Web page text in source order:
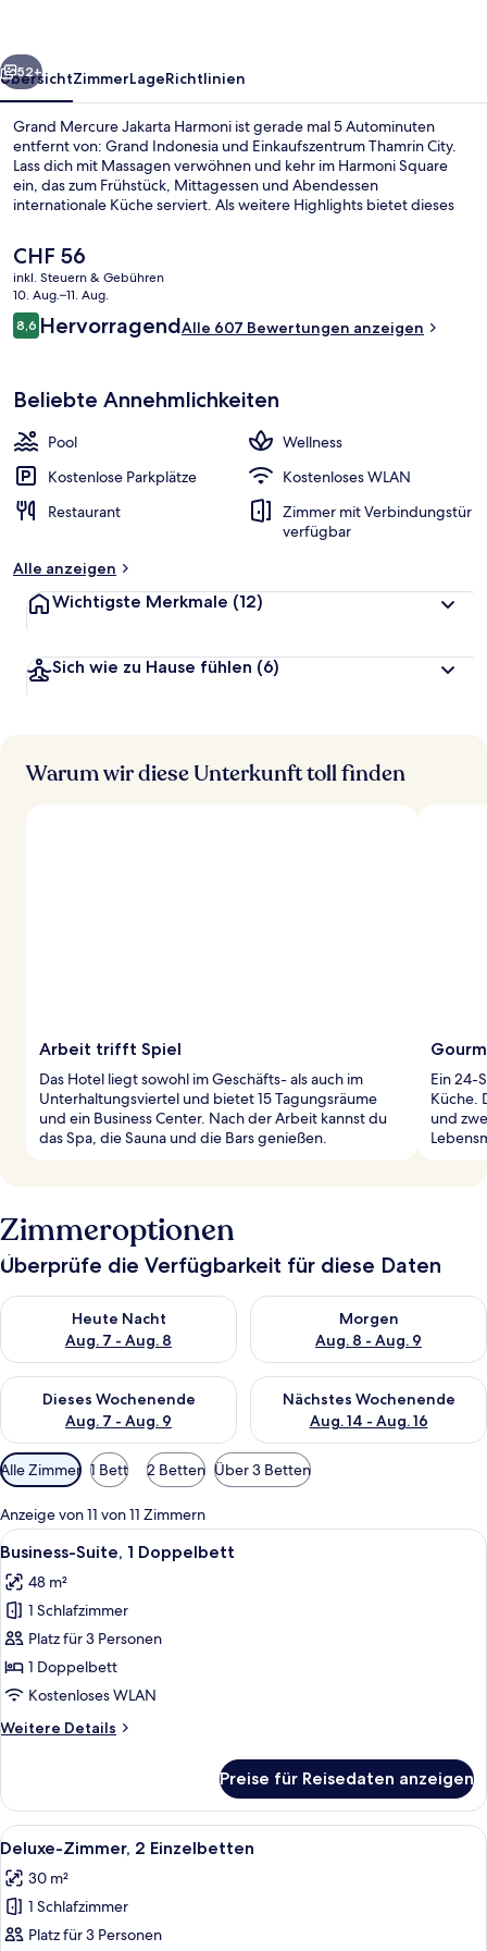
Weiter
52+
ÜbersichtZimmerLageRichtlinien
Grand Mercure Jakarta Harmoni ist gerade mal 5 Autominuten
entfernt von: Grand Indonesia und Einkaufszentrum Thamrin City.
Lass dich mit Massagen verwöhnen und kehr im Harmoni Square
ein, das zum Frühstück, Mittagessen und Abendessen
internationale Küche serviert. Als weitere Highlights bietet dieses
Poolbar.
Der
aktuelle
Preis
beträgt
CHF 56.
CHF 56
inkl. Steuern & Gebühren
10. Aug.–11. Aug.
Bewertungen
8,68,6 von 10.
HervorragendAlle 607 Bewertungen anzeigen
Beliebte Annehmlichkeiten
Pool
Wellness
Kostenlose Parkplätze
Kostenloses WLAN
Restaurant
Zimmer mit Verbindungstür
verfügbar
Alle anzeigen
Wichtigste Merkmale (12)
Sich wie zu Hause fühlen (6)
Warum wir diese Unterkunft toll finden
Arbeit trifft Spiel
Das Hotel liegt sowohl im Geschäfts- als auch im
Unterhaltungsviertel und bietet 15 Tagungsräume
und ein Business Center. Nach der Arbeit kannst du
das Spa, die Sauna und die Bars genießen.
Ein 24-
Küche.
und
Zimmeroptionen
Überprüfe die Verfügbarkeit für diese Daten
Heute Nacht
Aug. 7 - Aug. 8
Überprüfe die Verfügbarkeit für heute Nacht, Aug. 7 - Aug. 8.
Morgen
Aug. 8 - Aug. 9
Überprüfe die Verfügbarkeit
Dieses Wochenende
Aug. 7 - Aug. 9
Überprüfe die Verfügbarkeit für dieses Wochenende, Aug. 7
Nächstes Wochenende
Aug. 14 - Aug. 16
Überprüfe die Verfügbarkeit
Verfügbare
Filter
für
Zimmer
Alle Zimmer 1 Bett 2 Betten Über 3 Betten
Anzeige von 11 von 11 Zimmern
Alle
Fotos
für
Business-
Suite,
1
Doppelbett
Ein modernes Hotelzimmer mit
4
Business-Suite, 1 Doppelbett
48 m²
1 Schlafzimmer
Platz für 3 Personen
1 Doppelbett
Kostenloses WLAN
Weitere Details
Weitere
Suite,
Doppelbett
Preise für Reisedaten anzeigen
Alle
Fotos
für
Deluxe-
Zimmer,
Zimmersafe, Schreibtisch,
5
Deluxe-Zimmer, 2 Einzelbetten
30 m²
1 Schlafzimmer
Platz für 3 Personen